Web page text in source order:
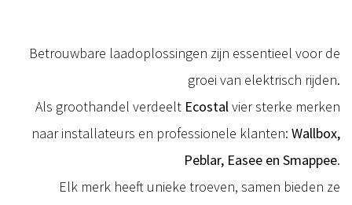
Betrouwbare laadoplossingen zijn essentieel voor de
groei van elektrisch rijden.
Als groothandel verdeelt Ecostalvier sterke merken
naar installateurs en professionele klanten: Wallbox,
Peblar, Easee en Smappee.
Elk merk heeft unieke troeven, samen bieden ze